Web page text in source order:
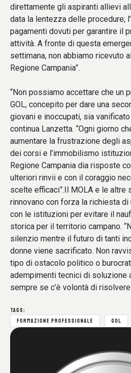
direttamente gli aspiranti allievi
data la lentezza delle procedure;
pagamenti dovuti per garantire il
attività. A fronte di questa
settimana, non abbiamo ricevuto
Regione Campania”.
“Non possiamo accettare che un
GOL, concepito per dare una
giovani e inoccupati, sia
continua Lanzetta. “Ogni giorno
aumentare la frustrazione degli
dei corsi e l’immobilismo
Regione Campania dia risposte
ulteriori rinvii e con il coraggio
scelte efficaci”.Il MOLA e le altre
rinnovano con forza la richiesta
con le istituzioni per evitare il
storica per il territorio campano.
silenzio mentre il futuro di tanti
donne viene sacrificato. Non
tipo di ostacolo politico o
adempimenti tecnici di soluzione
sempre se c’è volontà di
TAGS:
FORMAZIONE PROFESSIONALE
GOL